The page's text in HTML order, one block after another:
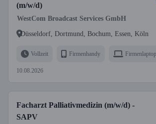
(m/w/d)
WestCom Broadcast Services GmbH
Düsseldorf, Dortmund, Bochum, Essen, Köln
Vollzeit Firmenhandy Firmenlaptop
10.08.2026
Facharzt Palliativmedizin (m/w/d) -
SAPV